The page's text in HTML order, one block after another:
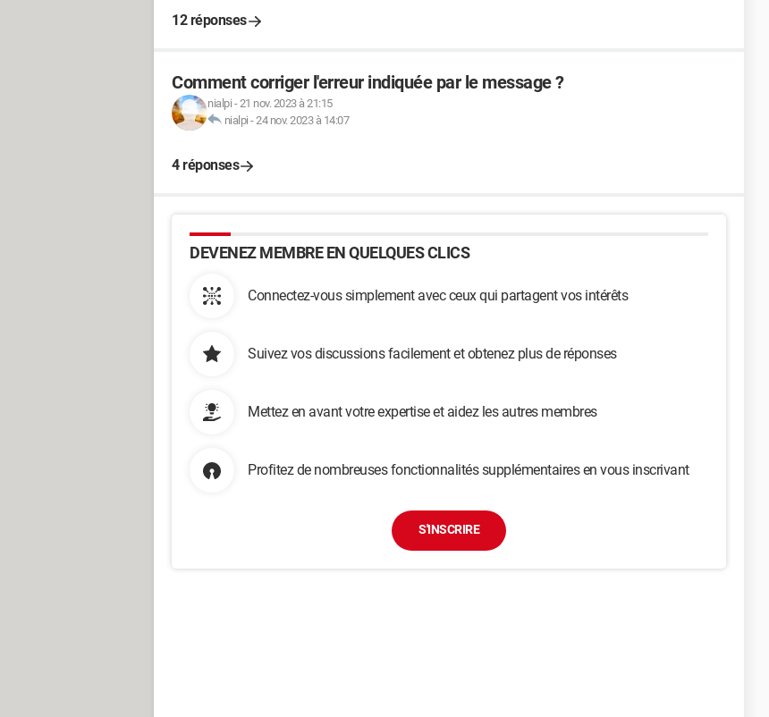
12 réponses
Comment corriger l'erreur indiquée par le message ?
nialpi -21 nov. 2023 à 21:15
nialpi -24 nov. 2023 à 14:07
4 réponses
DEVENEZ MEMBRE EN QUELQUES CLICS
Connectez-vous simplement avec ceux qui partagent vos intérêts
Suivez vos discussions facilement et obtenez plus de réponses
Mettez en avant votre expertise et aidez les autres membres
Profitez de nombreuses fonctionnalités supplémentaires en vous inscrivant
S'INSCRIRE